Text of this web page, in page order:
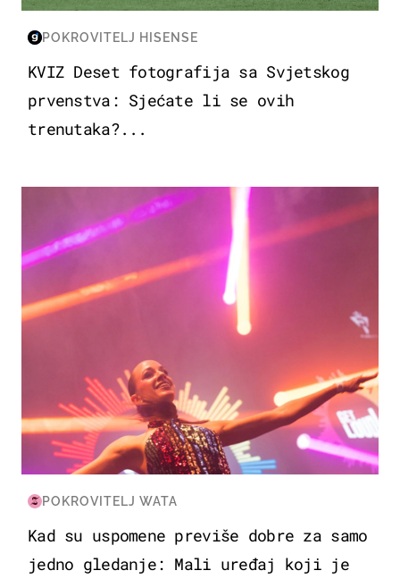
POKROVITELJ HISENSE
KVIZ Deset fotografija sa Svjetskog
prvenstva: Sjećate li se ovih
trenutaka?...
KULTURA & ZABAVA
POKROVITELJ WATA
Kad su uspomene previše dobre za samo
jedno gledanje: Mali uređaj koji je